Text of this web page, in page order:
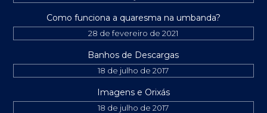
Como funciona a quaresma na umbanda?
28 de fevereiro de 2021
Banhos de Descargas
18 de julho de 2017
Imagens e Orixás
18 de julho de 2017